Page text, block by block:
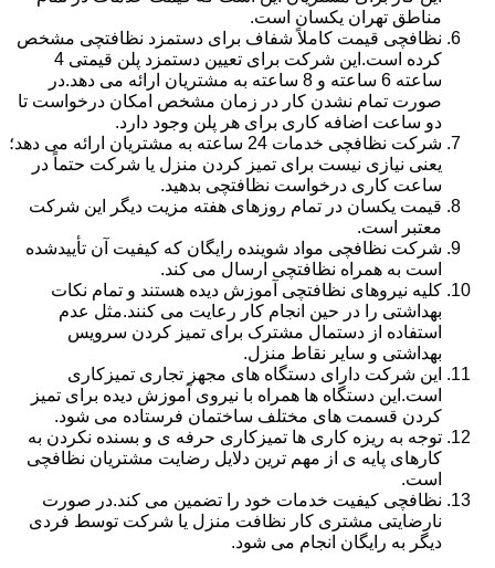
مناطق تهران یکسان است.
نظافچی قیمت کاملاً شفاف برای دستمزد نظافتچی مشخص
کرده است.این شرکت برای تعیین دستمزد پلن قیمتی 4
ساعته 6 ساعته و 8 ساعته به مشتریان ارائه می دهد.در
صورت تمام نشدن کار در زمان مشخص امکان درخواست تا
دو ساعت اضافه کاری برای هر پلن وجود دارد.
شرکت نظافچی خدمات 24 ساعته به مشتریان ارائه می دهد؛
یعنی نیازی نیست برای تمیز کردن منزل یا شرکت حتماً در
ساعت کاری درخواست نظافتچی بدهید.
قیمت یکسان در تمام روزهای هفته مزیت دیگر این شرکت
معتبر است.
شرکت نظافچی مواد شوینده رایگان که کیفیت آن تأییدشده
است به همراه نظافتچی ارسال می کند.
کلیه نیروهای نظافتچی آموزش دیده هستند و تمام نکات
بهداشتی را در حین انجام کار رعایت می کنند.مثل عدم
استفاده از دستمال مشترک برای تمیز کردن سرویس
بهداشتی و سایر نقاط منزل.
این شرکت دارای دستگاه های مجهز تجاری تمیزکاری
است.این دستگاه ها همراه با نیروی آموزش دیده برای تمیز
کردن قسمت های مختلف ساختمان فرستاده می شود.
توجه به ریزه کاری ها تمیزکاری حرفه ی و بسنده نکردن به
کارهای پایه ی از مهم ترین دلایل رضایت مشتریان نظافچی
است.
نظافچی کیفیت خدمات خود را تضمین می کند.در صورت
نارضایتی مشتری کار نظافت منزل یا شرکت توسط فردی
دیگر به رایگان انجام می شود.